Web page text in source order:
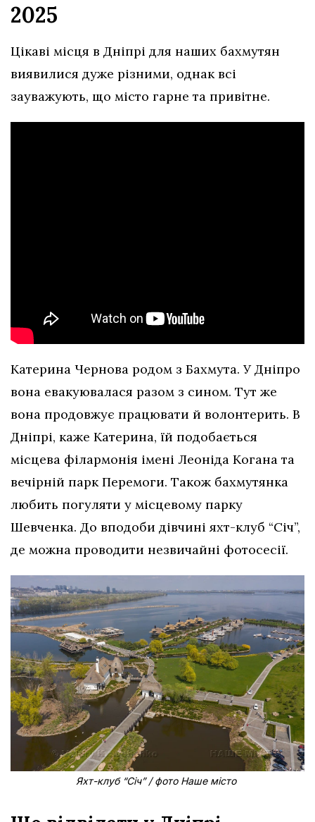
2025
Цікаві місця в Дніпрі для наших бахмутян
виявилися дуже різними, однак всі
зауважують, що місто гарне та привітне.
Катерина Чернова родом з Бахмута. У Дніпро
вона евакуювалася разом з сином. Тут же
вона продовжує працювати й волонтерить. В
Дніпрі, каже Катерина, їй подобається
місцева філармонія імені Леоніда Когана та
вечірній парк Перемоги. Також бахмутянка
любить погуляти у місцевому парку
Шевченка. До вподоби дівчині яхт-клуб “Січ”,
де можна проводити незвичайні фотосесії.
Яхт-клуб “Січ” / фото Наше місто